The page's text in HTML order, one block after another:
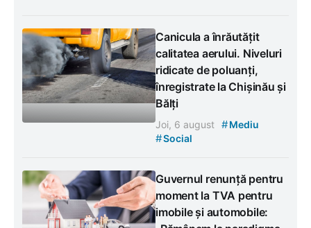
Canicula a înrăutățit
calitatea aerului. Niveluri
ridicate de poluanți,
înregistrate la Chișinău și
Bălți
Joi, 6 august #Mediu
#Social
Guvernul renunță pentru
moment la TVA pentru
imobile și automobile: